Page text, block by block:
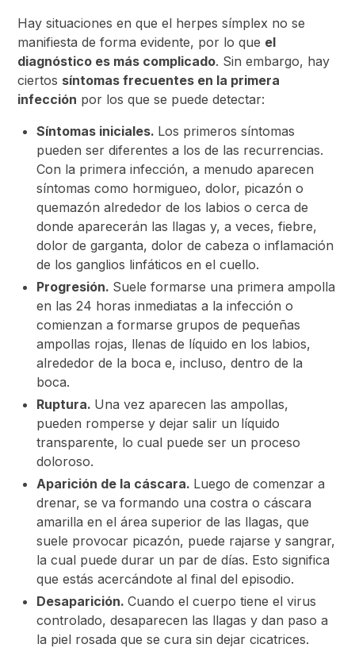
Hay situaciones en que el herpes símplex no se
manifiesta de forma evidente, por lo que el
diagnóstico es más complicado. Sin embargo, hay
ciertos síntomas frecuentes en la primera
infección por los que se puede detectar:
Síntomas iniciales. Los primeros síntomas
pueden ser diferentes a los de las recurrencias.
Con la primera infección, a menudo aparecen
síntomas como hormigueo, dolor, picazón o
quemazón alrededor de los labios o cerca de
donde aparecerán las llagas y, a veces, fiebre,
dolor de garganta, dolor de cabeza o inflamación
de los ganglios linfáticos en el cuello.
Progresión. Suele formarse una primera ampolla
en las 24 horas inmediatas a la infección o
comienzan a formarse grupos de pequeñas
ampollas rojas, llenas de líquido en los labios,
alrededor de la boca e, incluso, dentro de la
boca.
Ruptura. Una vez aparecen las ampollas,
pueden romperse y dejar salir un líquido
transparente, lo cual puede ser un proceso
doloroso.
Aparición de la cáscara. Luego de comenzar a
drenar, se va formando una costra o cáscara
amarilla en el área superior de las llagas, que
suele provocar picazón, puede rajarse y sangrar,
la cual puede durar un par de días. Esto significa
que estás acercándote al final del episodio.
Desaparición.Cuando el cuerpo tiene el virus
controlado, desaparecen las llagas y dan paso a
la piel rosada que se cura sin dejar cicatrices.